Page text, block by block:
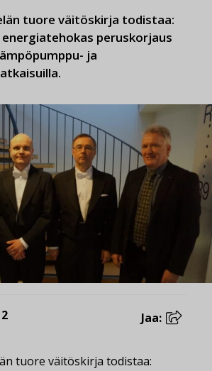
tuore väitöskirja todistaa:
peruskorjaus
ja
Jaa:
tuore väitöskirja todistaa: